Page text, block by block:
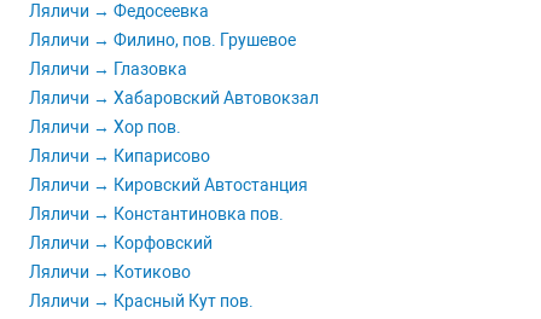
Ляличи → Федосеевка
Ляличи → Филино, пов. Грушевое
Ляличи → Глазовка
Ляличи → Хабаровский Автовокзал
Ляличи → Хор пов.
Ляличи → Кипарисово
Ляличи → Кировский Автостанция
Ляличи → Константиновка пов.
Ляличи → Корфовский
Ляличи → Котиково
Ляличи → Красный Кут пов.